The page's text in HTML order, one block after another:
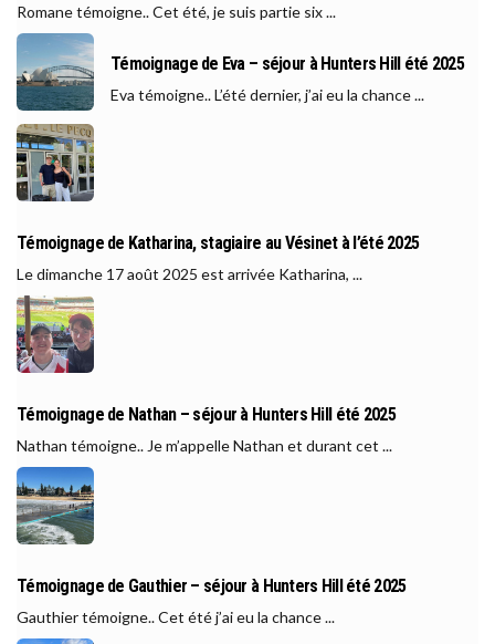
Romane témoigne.. Cet été, je suis partie six ...
Témoignage de Eva – séjour à Hunters Hill été 2025
Eva témoigne.. L’été dernier, j’ai eu la chance ...
Témoignage de Katharina, stagiaire au Vésinet à l’été 2025
Le dimanche 17 août 2025 est arrivée Katharina, ...
Témoignage de Nathan – séjour à Hunters Hill été 2025
Nathan témoigne.. Je m’appelle Nathan et durant cet ...
Témoignage de Gauthier – séjour à Hunters Hill été 2025
Gauthier témoigne.. Cet été j’ai eu la chance ...